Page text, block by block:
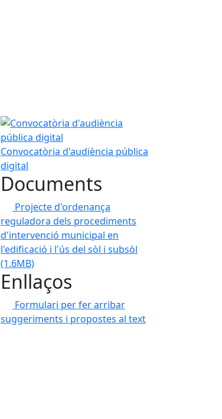
Convocatòria d'audiència pública digital
Convocatòria d'audiència pública
digital
Documents
Projecte d'ordenança
reguladora dels procediments
d'intervenció municipal en
l'edificació i l'ús del sòl i subsòl
(1.6MB)
Enllaços
Formulari per fer arribar
suggeriments i propostes al text